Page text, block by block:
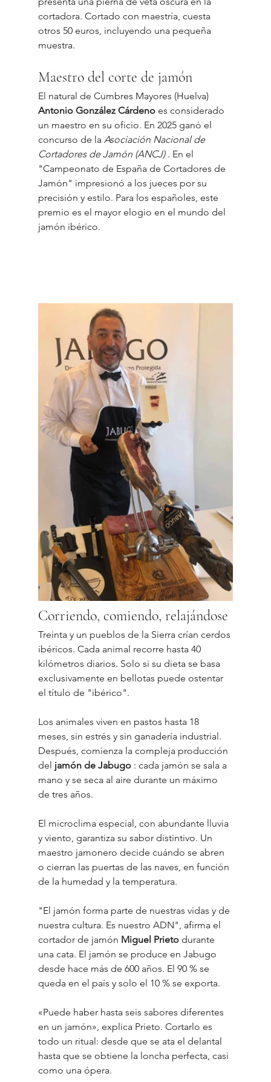
cortadora. Cortado con maestría, cuesta
otros 50 euros, incluyendo una pequeña
muestra.
Maestro del corte de jamón
El natural de Cumbres Mayores (Huelva)
Antonio González Cárdeno es considerado
un maestro en su oficio. En 2025 ganó el
concurso de la Asociación Nacional de
Cortadores de Jamón (ANCJ) . En el
"Campeonato de España de Cortadores de
Jamón" impresionó a los jueces por su
precisión y estilo. Para los españoles, este
premio es el mayor elogio en el mundo del
jamón ibérico.
Corriendo, comiendo, relajándose
Treinta y un pueblos de la Sierra crían cerdos
ibéricos. Cada animal recorre hasta 40
kilómetros diarios. Solo si su dieta se basa
exclusivamente en bellotas puede ostentar
el título de "ibérico".
Los animales viven en pastos hasta 18
meses, sin estrés y sin ganadería industrial.
Después, comienza la compleja producción
del jamón de Jabugo : cada jamón se sala a
mano y se seca al aire durante un máximo
de tres años.
El microclima especial, con abundante lluvia
y viento, garantiza su sabor distintivo. Un
maestro jamonero decide cuándo se abren
o cierran las puertas de las naves, en función
de la humedad y la temperatura.
"El jamón forma parte de nuestras vidas y de
nuestra cultura. Es nuestro ADN", afirma el
cortador de jamón Miguel Prieto durante
una cata. El jamón se produce en Jabugo
desde hace más de 600 años. El 90 % se
queda en el país y solo el 10 % se exporta.
«Puede haber hasta seis sabores diferentes
en un jamón», explica Prieto. Cortarlo es
todo un ritual: desde que se ata el delantal
hasta que se obtiene la loncha perfecta, casi
como una ópera.